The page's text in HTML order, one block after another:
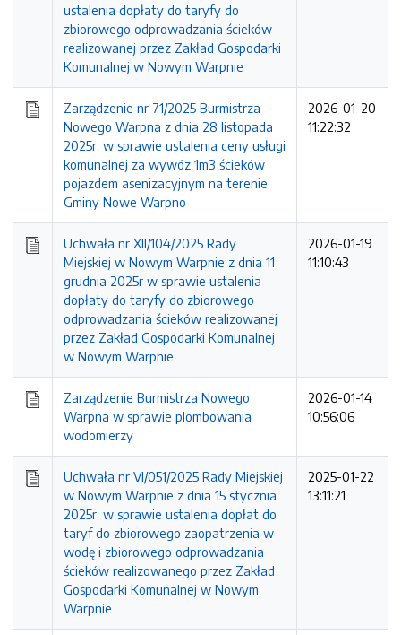
ustalenia dopłaty do taryfy do
zbiorowego odprowadzania ścieków
realizowanej przez Zakład Gospodarki
Komunalnej w Nowym Warpnie
Zarządzenie nr 71/2025 Burmistrza
Nowego Warpna z dnia 28 listopada
2025r. w sprawie ustalenia ceny usługi
komunalnej za wywóz 1m3 ścieków
pojazdem asenizacyjnym na terenie
Gminy Nowe Warpno
2026-01-20
11:22:32
Uchwała nr XII/104/2025 Rady
Miejskiej w Nowym Warpnie z dnia 11
grudnia 2025r w sprawie ustalenia
dopłaty do taryfy do zbiorowego
odprowadzania ścieków realizowanej
przez Zakład Gospodarki Komunalnej
w Nowym Warpnie
2026-01-19
11:10:43
Zarządzenie Burmistrza Nowego
Warpna w sprawie plombowania
wodomierzy
2026-01-14
10:56:06
Uchwała nr VI/051/2025 Rady Miejskiej
w Nowym Warpnie z dnia 15 stycznia
2025r. w sprawie ustalenia dopłat do
taryf do zbiorowego zaopatrzenia w
wodę i zbiorowego odprowadzania
ścieków realizowanego przez Zakład
Gospodarki Komunalnej w Nowym
Warpnie
2025-01-22
13:11:21